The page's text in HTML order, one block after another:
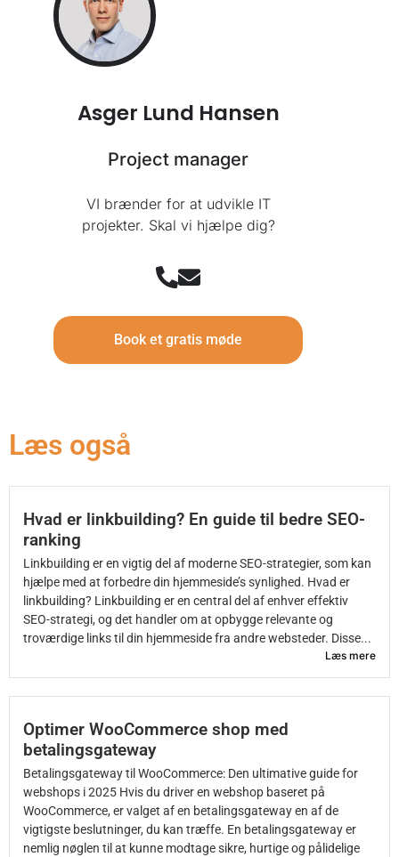
Asger Lund Hansen
Project manager
VI brænder for at udvikle IT
projekter. Skal vi hjælpe dig?
Book et gratis møde
Læs også
Hvad er linkbuilding? En guide til bedre SEO-
ranking
Linkbuilding er en vigtig del af moderne SEO-strategier, som kan
hjælpe med at forbedre din hjemmeside’s synlighed. Hvad er
linkbuilding? Linkbuilding er en central del af enhver effektiv
SEO-strategi, og det handler om at opbygge relevante og
troværdige links til din hjemmeside fra andre websteder. Disse...
Læs mere
Optimer WooCommerce shop med
betalingsgateway
Betalingsgateway til WooCommerce: Den ultimative guide for
webshops i 2025 Hvis du driver en webshop baseret på
WooCommerce, er valget af en betalingsgateway en af de
vigtigste beslutninger, du kan træffe. En betalingsgateway er
nemlig nøglen til at kunne modtage sikre, hurtige og pålidelige